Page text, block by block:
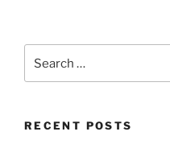
for:
RECENT POSTS